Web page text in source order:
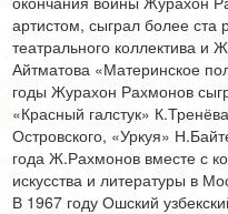
артистом, сыграл более ста
театрального коллектива и
Айтматова «Материнское
годы Журахон Рахмонов
«Красный галстук»
Островского, «Уркуя»
года Ж.Рахмонов вместе с
искусства и литературы в
В 1967 году Ошский